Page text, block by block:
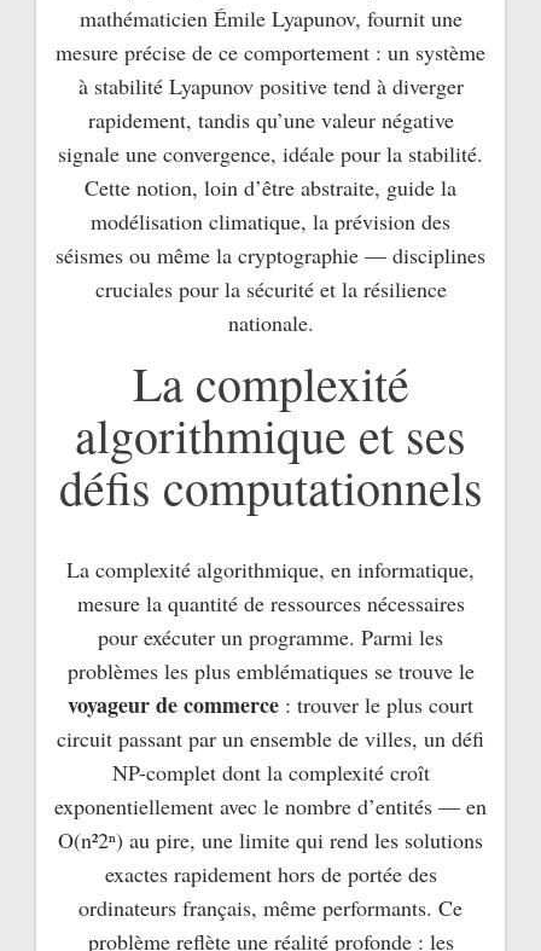
mathématicien Émile Lyapunov, fournit une
mesure précise de ce comportement : un système
à stabilité Lyapunov positive tend à diverger
rapidement, tandis qu’une valeur négative
signale une convergence, idéale pour la stabilité.
Cette notion, loin d’être abstraite, guide la
modélisation climatique, la prévision des
séismes ou même la cryptographie — disciplines
cruciales pour la sécurité et la résilience
nationale.
La complexité
algorithmique et ses
défis computationnels
La complexité algorithmique, en informatique,
mesure la quantité de ressources nécessaires
pour exécuter un programme. Parmi les
problèmes les plus emblématiques se trouve le
voyageur de commerce : trouver le plus court
circuit passant par un ensemble de villes, un défi
NP-complet dont la complexité croît
exponentiellement avec le nombre d’entités — en
O(n²2ⁿ) au pire, une limite qui rend les solutions
exactes rapidement hors de portée des
ordinateurs français, même performants. Ce
problème reflète une réalité profonde : les